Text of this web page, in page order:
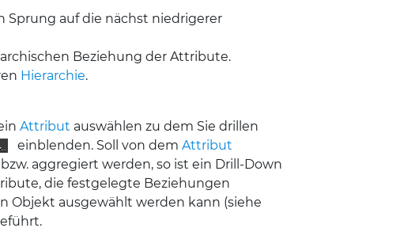
Sprung auf die nächst niedrigerer
Beziehung der Attribute.
Hierarchie.
Attribut auswählen zu dem Sie drillen
einblenden. Soll von demAttribut
aggregiert werden, so ist ein Drill-Down
die festgelegte Beziehungen
Objekt ausgewählt werden kann (siehe